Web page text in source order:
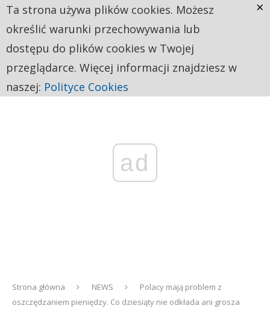
ad
Strona główna NEWS
Polacy mają problem z
oszczędzaniem pieniędzy. Co dziesiąty nie odkłada ani grosza
Ta strona używa plików cookies. Możesz
określić warunki przechowywania lub
dostępu do plików cookies w Twojej
przeglądarce. Więcej informacji znajdziesz w
naszej: Polityce Cookies
×